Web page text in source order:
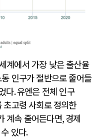
계에서 가장 낮은 출산율
인구가 절반으로 줄어들
다.유엔은 전체 인구
초고령 사회로 정의한
계속 줄어든다면,경제
있다.